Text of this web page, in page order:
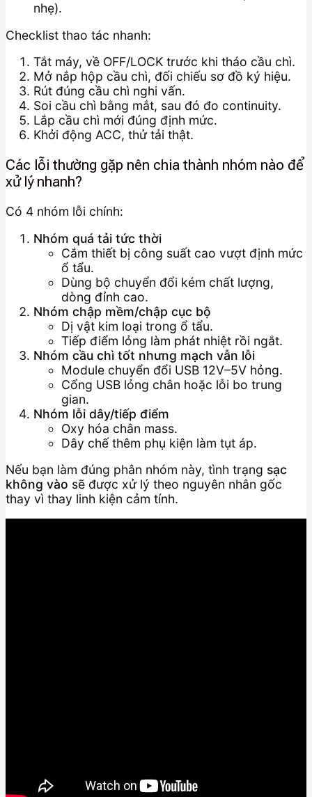
nhẹ).
Checklist thao tác nhanh:
Tắt máy, về OFF/LOCK trước khi tháo cầu chì.
Mở nắp hộp cầu chì, đối chiếu sơ đồ ký hiệu.
Rút đúng cầu chì nghi vấn.
Soi cầu chì bằng mắt, sau đó đo continuity.
Lắp cầu chì mới đúng định mức.
Khởi động ACC, thử tải thật.
Các lỗi thường gặp nên chia thành nhóm nào để
xử lý nhanh?
Có 4 nhóm lỗi chính:
Nhóm quá tải tức thời
Cắm thiết bị công suất cao vượt định mức
ổ tẩu.
Dùng bộ chuyển đổi kém chất lượng,
dòng đỉnh cao.
Nhóm chập mềm/chập cục bộ
Dị vật kim loại trong ổ tẩu.
Tiếp điểm lỏng làm phát nhiệt rồi ngắt.
Nhóm cầu chì tốt nhưng mạch vẫn lỗi
Module chuyển đổi USB 12V–5V hỏng.
Cổng USB lỏng chân hoặc lỗi bo trung
gian.
Nhóm lỗi dây/tiếp điểm
Oxy hóa chân mass.
Dây chế thêm phụ kiện làm tụt áp.
Nếu bạn làm đúng phân nhóm này, tình trạng sạc
không vào sẽ được xử lý theo nguyên nhân gốc
thay vì thay linh kiện cảm tính.